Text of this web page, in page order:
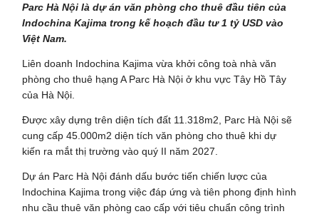
Parc Hà Nội là dự án văn phòng cho thuê đầu tiên của
Indochina Kajima trong kế hoạch đầu tư 1 tỷ USD vào
Việt Nam.
Liên doanh Indochina Kajima vừa khởi công toà nhà văn
phòng cho thuê hạng A Parc Hà Nội ở khu vực Tây Hồ Tây
của Hà Nội.
Được xây dựng trên diện tích đất 11.318m2, Parc Hà Nội sẽ
cung cấp 45.000m2 diện tích văn phòng cho thuê khi dự
kiến ra mắt thị trường vào quý II năm 2027.
Dự án Parc Hà Nội đánh dấu bước tiến chiến lược của
Indochina Kajima trong việc đáp ứng và tiên phong định hình
nhu cầu thuê văn phòng cao cấp với tiêu chuẩn công trình